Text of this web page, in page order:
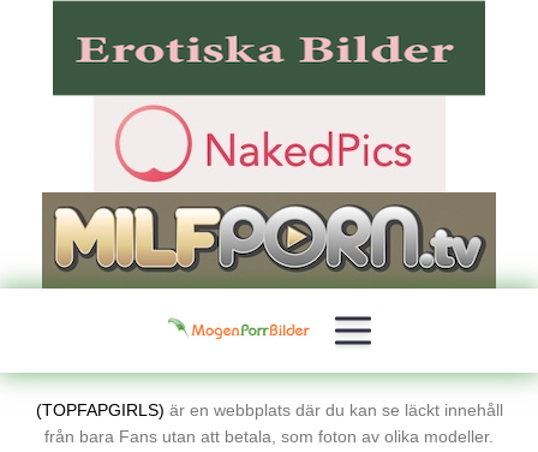
(TOPFAPGIRLS) är en webbplats där du kan se läckt innehåll
från bara Fans utan att betala, som foton av olika modeller.